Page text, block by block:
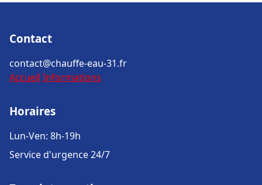
Contact
contact@chauffe-eau-31.fr
Accueil Informations
Horaires
Lun-Ven: 8h-19h
Service d'urgence 24/7